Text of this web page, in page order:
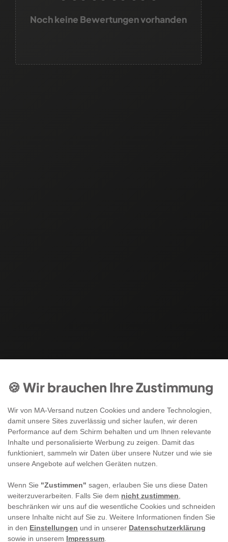
Noch keine Bewertungen vorhanden
🍪 Wir brauchen Ihre Zustimmung
Wir von MA-Versand nutzen Cookies und andere Technologien,
damit unsere Sites zuverlässig und sicher laufen, wir deren
Performance auf dem Schirm behalten und um Ihnen relevante
Inhalte und personalisierte Werbung zu zeigen. Damit das
funktioniert, sammeln wir Daten über unsere Nutzer und wie sie
unsere Angebote auf welchen Geräten nutzen.
Wenn Sie "Zustimmen" sagen, erlauben Sie uns diese Daten
weiterzuverarbeiten. Falls Sie dem nicht zustimmen
beschränken wir uns auf die wesentliche Cookies und schneiden
unsere Inhalte nicht auf Sie zu. Weitere Informationen finden Sie
in den Einstellungen und in unserer Datenschutzerklärung
sowie in unserem Impressum